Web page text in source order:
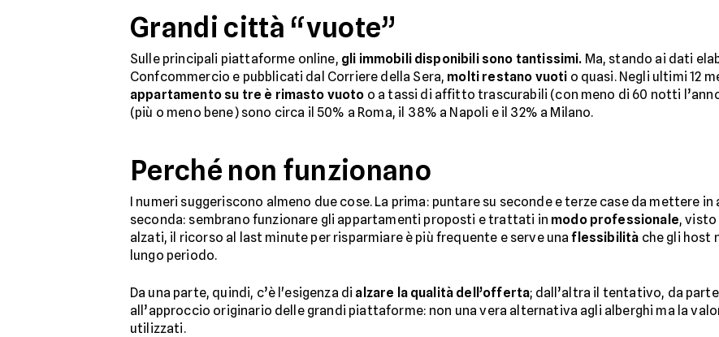
Grandi città “vuote”
Sulle principali piattaforme online, gli immobili disponibili sono tantissimi. Ma, stando ai dati
Confcommercio e pubblicati dal Corriere della Sera, molti restano vuoti o quasi. Negli ultimi 12
appartamento su tre è rimasto vuoto o a tassi di affitto trascurabili (con meno di 60 notti
(più o meno bene) sono circa il 50% a Roma, il 38% a Napoli e il 32% a Milano.
Perché non funzionano
I numeri suggeriscono almeno due cose. La prima: puntare su seconde e terze case da mettere
seconda: sembrano funzionare gli appartamenti proposti e trattati in modo professionale,
alzati, il ricorso al last minute per risparmiare è più frequente e serve unaflessibilità che gli host
lungo periodo.
Da una parte, quindi, c’è l'esigenza di alzare la qualità dell’offerta; dall’altra il tentativo, da
all’approccio originario delle grandi piattaforme: non una vera alternativa agli alberghi ma la
utilizzati.